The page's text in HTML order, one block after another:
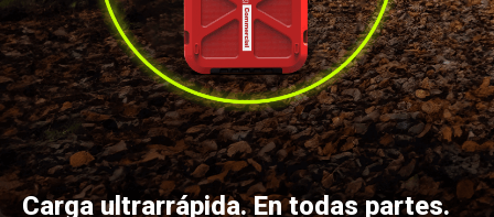
Carga ultrarrápida. En todas partes.